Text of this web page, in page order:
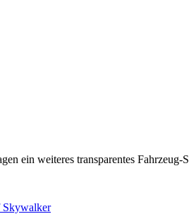
ein weiteres transparentes